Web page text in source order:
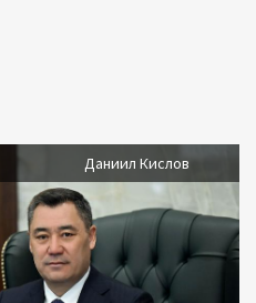
Даниил Кислов